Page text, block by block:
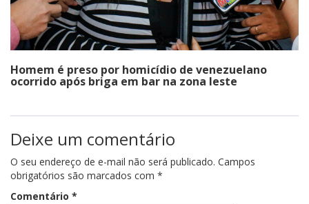
Homem é preso por homicídio de venezuelano
ocorrido após briga em bar na zona leste
Deixe um comentário
O seu endereço de e-mail não será publicado. Campos
obrigatórios são marcados com *
Comentário *